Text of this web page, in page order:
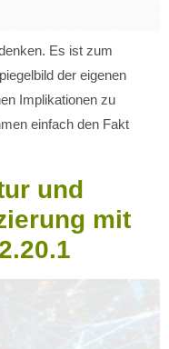
Es ist zum
der eigenen
Implikationen zu
einfach den Fakt
und
mit